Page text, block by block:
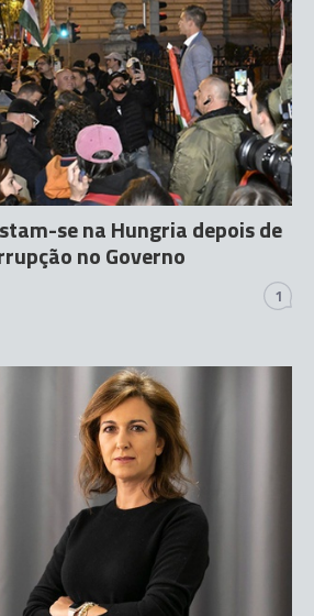
se na Hungria depois de
no Governo
1